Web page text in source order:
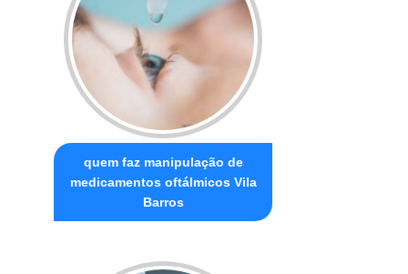
quem faz manipulação de
medicamentos oftálmicos Vila
Barros